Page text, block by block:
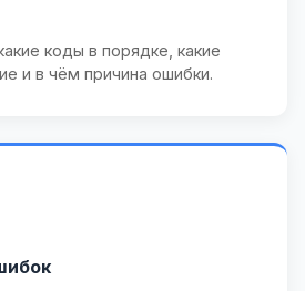
коды в порядке, какие
и в чём причина ошибки.